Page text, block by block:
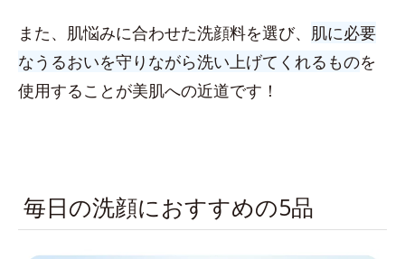
また、肌悩みに合わせた洗顔料を選び、 肌に必要
なうるおいを守りながら洗い上げてくれるものを
使用することが美肌への近道です！
毎日の洗顔におすすめの5品